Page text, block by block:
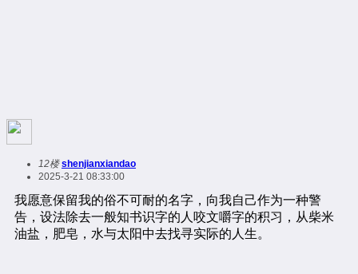
12楼 shenjianxiandao
2025-3-21 08:33:00